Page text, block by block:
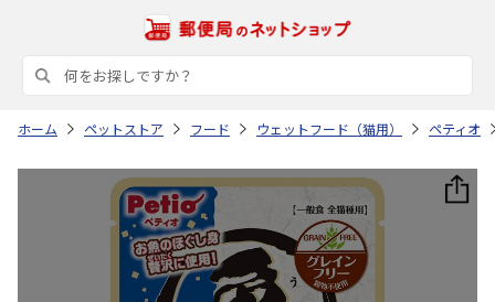
ホーム ペットストア フード ウェットフード（猫用） ペティオ